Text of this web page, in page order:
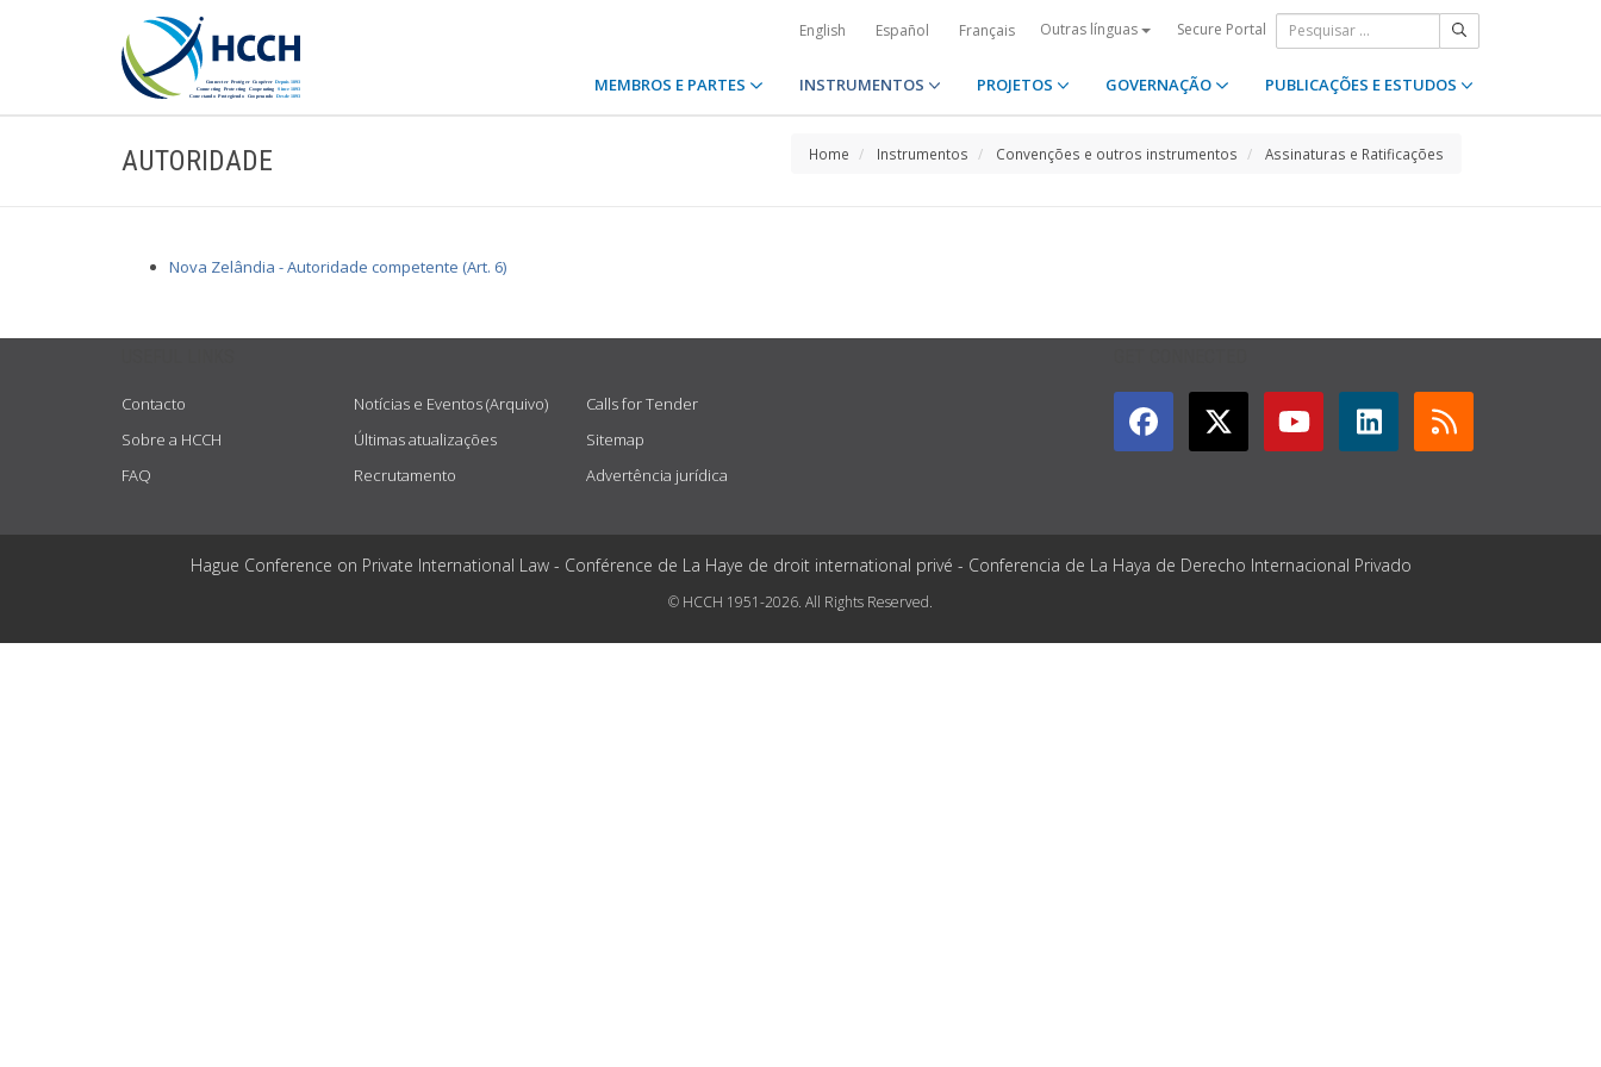
English Español Français Outras línguas Secure Portal
MEMBROS E PARTES INSTRUMENTOS PROJETOS GOVERNAÇÃO PUBLICAÇÕES E ESTUDOS
AUTORIDADE Home Instrumentos Convenções e outros instrumentos Assinaturas e Ratificações
Nova Zelândia - Autoridade competente (Art. 6)
Contacto
Sobre a HCCH
FAQ
Notícias e Eventos (Arquivo)
Últimas atualizações
Recrutamento
Calls for Tender
Sitemap
Advertência jurídica
Hague Conference on Private International Law - Conférence de La Haye de droit international privé - Conferencia de La Haya de Derecho Internacional Privado
© HCCH 1951-2026. All Rights Reserved.